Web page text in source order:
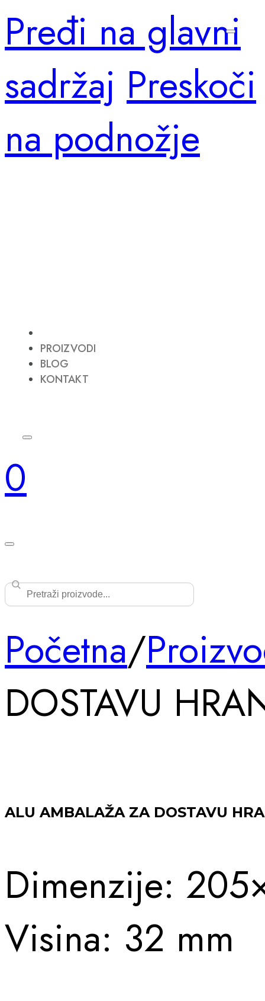
Pređi na glavni
sadržaj Preskoči
na podnožje
PROIZVODI
BLOG
KONTAKT
0
Početna/
DOSTAVU
ALU AMBALAŽA ZA DOSTAVU
Dimenzije:
Visina: 32 mm